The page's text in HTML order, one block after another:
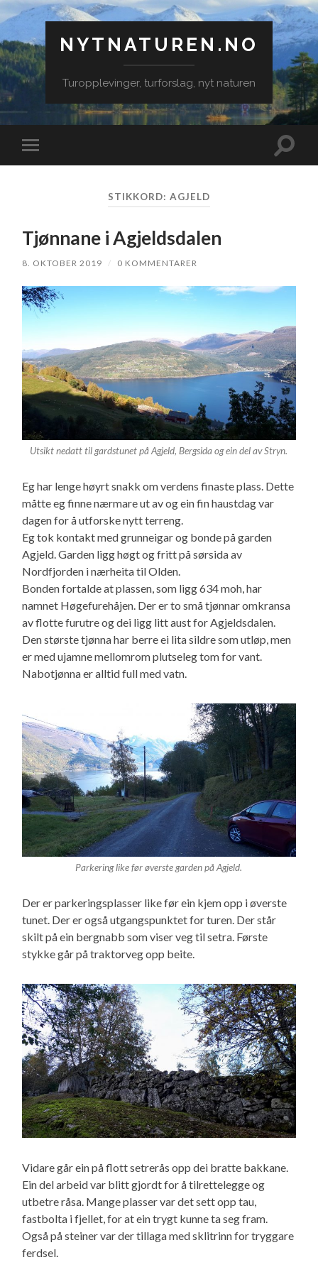
NYTNATUREN.NO
Turopplevinger, turforslag, nyt naturen
Veksle
mobilmeny
Veksle
STIKKORD: AGJELD
Tjønnane i Agjeldsdalen
8. OKTOBER 2019 / 0 KOMMENTARER
Utsikt nedatt til gardstunet på Agjeld, Bergsida og ein del av Stryn.
Eg har lenge høyrt snakk om verdens finaste plass. Dette
måtte eg finne nærmare ut av og ein fin haustdag var
dagen for å utforske nytt terreng.
Eg tok kontakt med grunneigar og bonde på garden
Agjeld. Garden ligg høgt og fritt på sørsida av
Nordfjorden i nærheita til Olden.
Bonden fortalde at plassen, som ligg 634 moh, har
namnet Høgefurehåjen. Der er to små tjønnar omkransa
av flotte furutre og dei ligg litt aust for Agjeldsdalen.
Den største tjønna har berre ei lita sildre som utløp, men
er med ujamne mellomrom plutseleg tom for vant.
Nabotjønna er alltid full med vatn.
Parkering like før øverste garden på Agjeld.
Der er parkeringsplasser like før ein kjem opp i øverste
tunet. Der er også utgangspunktet for turen. Der står
skilt på ein bergnabb som viser veg til setra. Første
stykke går på traktorveg opp beite.
Vidare går ein på flott setrerås opp dei bratte bakkane.
Ein del arbeid var blitt gjordt for å tilrettelegge og
utbetre råsa. Mange plasser var det sett opp tau,
fastbolta i fjellet, for at ein trygt kunne ta seg fram.
Også på steiner var der tillaga med sklitrinn for tryggare
ferdsel.